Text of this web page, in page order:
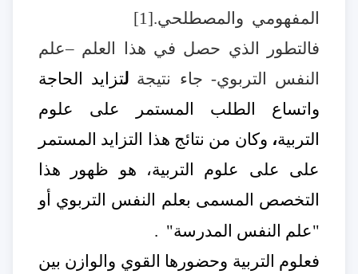
المفهومي والمصطلحي. [1]
فالتطور الذي حصل في هذا العلم –علم
النفس التربوي- جاء نتيجة لتزايد الحاجة
واتساع الطلب
المستمر على علوم
التربية، وكان من نتائج هذا التزايد المستمر
على على علوم التربية، هو ظهور هذا
التخصص المسمى بعلم النفس التربوي أو
"علم النفس المدرسة" .
فعلوم التربية وحضورها القوي والوازن بين